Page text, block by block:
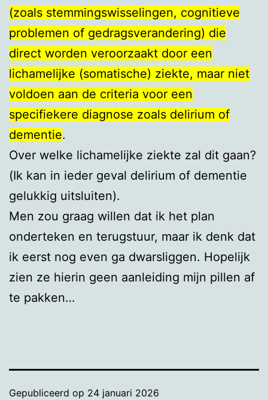
(zoals stemmingswisselingen, cognitieve
problemen of gedragsverandering) die
direct worden veroorzaakt door een
lichamelijke (somatische) ziekte, maar niet
voldoen aan de criteria voor een
specifiekere diagnose zoals delirium of
dementie.
Over welke lichamelijke ziekte zal dit gaan?
(Ik kan in ieder geval delirium of dementie
gelukkig uitsluiten).
Men zou graag willen dat ik het plan
onderteken en terugstuur, maar ik denk dat
ik eerst nog even ga dwarsliggen. Hopelijk
zien ze hierin geen aanleiding mijn pillen af
te pakken…
Gepubliceerd op 24 januari 2026